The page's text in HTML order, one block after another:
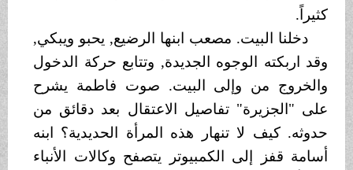
كثيراً.
دخلنا البيت. مصعب ابنها الرضيع, يحبو ويبكي,
وقد اربكته الوجوه الجديدة, وتتابع حركة الدخول
والخروج من وإلى البيت. صوت فاطمة يشرح
على "الجزيرة" تفاصيل الاعتقال بعد دقائق من
حدوثه. كيف لا تنهار هذه المرأة الحديدية؟ ابنه
أسامة قفز إلى الكمبيوتر يتصفح وكالات الأنباء